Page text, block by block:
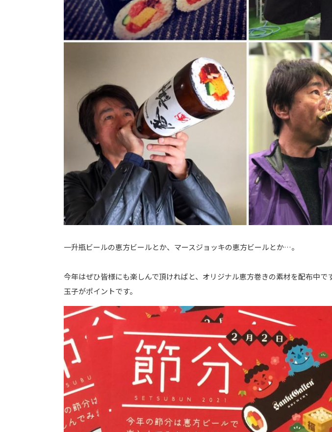
一升瓶ビールの恵方ビールとか、マースジョッキの恵方ビールとか…。
今年はぜひ皆様にも楽しんで頂ければと、オリジナル恵方巻きの素材を配布中で
玉子がポイントです。